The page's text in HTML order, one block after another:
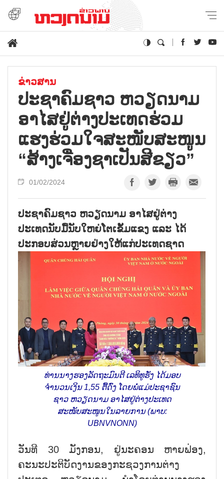
ຂ່າວສານ
ປະຊາຄົມຊາວ ຫວຽດນາມ
ອາໄສຢູ່ຕ່າງປະເທດຮ່ວມ
ແຮງຮ່ວມໃຈສະໜັບສະໜູນ
“ສ້າງເຈື່ອງຊາເປັນສີຂຽວ”
01/02/2024
ປະຊາຄົມຊາວ ຫວຽດນາມ ອາໄສຢູ່ຕ່າງ
ປະເທດນັບມື້ນັບໃຫຍ່ໂຕເຂັ້ມແຂງ ແລະ ໄດ້
ປະກອບສ່ວນຫຼາຍຢ່າງໃຫ້ແກ່ປະເທດຊາດ
ທ່ານນາງຮອງລັດຖະມົນຕີ ເລທິທູຮັ່ງ ໄດ້ມອບ
ຈຳນວນເງິນ 1,55 ຕື້ດົ່ງ ໂດຍພໍ່ແມ່ປະຊາຊົນ
ຊາວ ຫວຽດນາມ ອາໄສຢູ່ຕ່າງປະເທດ
ສະໜັບສະໜູນໃນລາຍການ (ພາບ:
UBNVNONN)
ວັນທີ 30 ມັງກອນ, ຢູ່ນະຄອນ ຫາຍຟ່ອງ,
ຄະນະປະຕິບັດງານຂອງກະຊວງການຕ່າງ